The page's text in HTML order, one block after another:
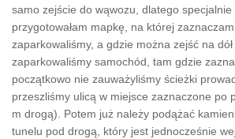
samo zejście do wąwozu, dlatego specjalnie
przygotowałam mapkę, na której
zaparkowaliśmy, a gdzie można zejść na
zaparkowaliśmy samochód, tam gdzie
początkowo nie zauważyliśmy ścieżki
przeszliśmy ulicą w miejsce zaznaczone po
m drogą). Potem już należy podążać
tunelu pod drogą, który jest jednocześnie